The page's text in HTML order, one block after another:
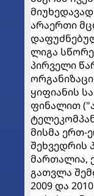
არაერთი
ლიგა
პირველი
ყიფიანის
ფინალით
მისმა ერთ-
შეხვედრის
მართალია,
გათვლა
2009 და